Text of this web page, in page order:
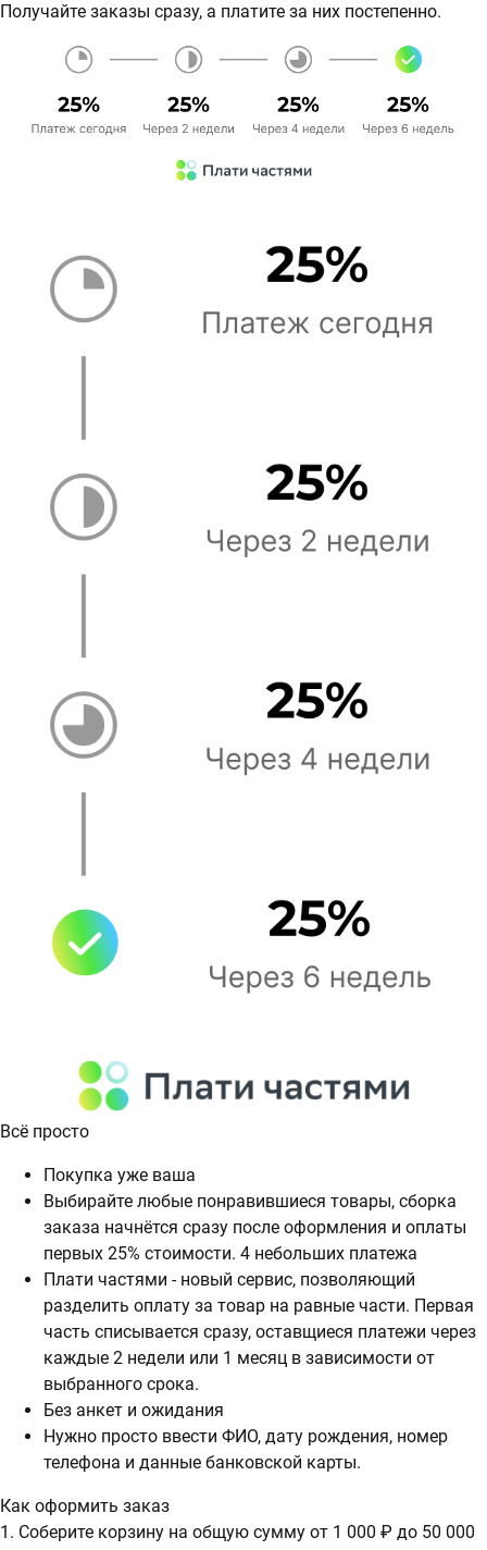
Получайте заказы сразу, а платите за них постепенно.
Всё просто
Покупка уже ваша
Выбирайте любые понравившиеся товары, сборка
заказа начнётся сразу после оформления и оплаты
первых 25% стоимости. 4 небольших платежа
Плати частями - новый сервис, позволяющий
разделить оплату за товар на равные части. Первая
часть списывается сразу, оставщиеся платежи через
каждые 2 недели или 1 месяц в зависимости от
выбранного срока.
Без анкет и ожидания
Нужно просто ввести ФИО, дату рождения, номер
телефона и данные банковской карты.
Как оформить заказ
1. Соберите корзину на общую сумму от 1 000 ₽ до 50 000